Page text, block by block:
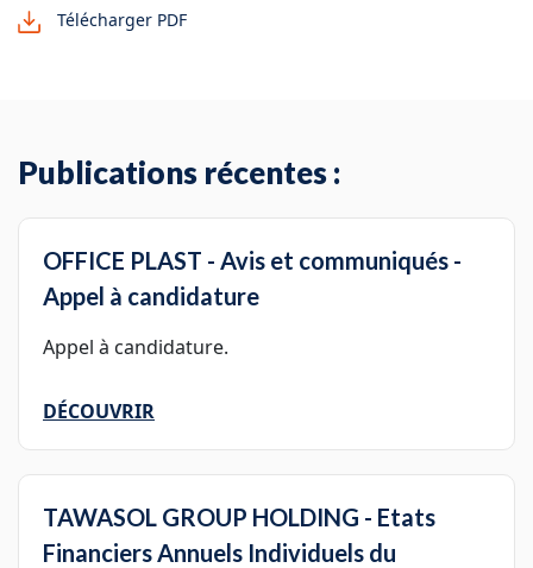
Télécharger PDF
Publications récentes :
OFFICE PLAST - Avis et communiqués -
Appel à candidature
Appel à candidature.
DÉCOUVRIR
TAWASOL GROUP HOLDING - Etats
Financiers Annuels Individuels du